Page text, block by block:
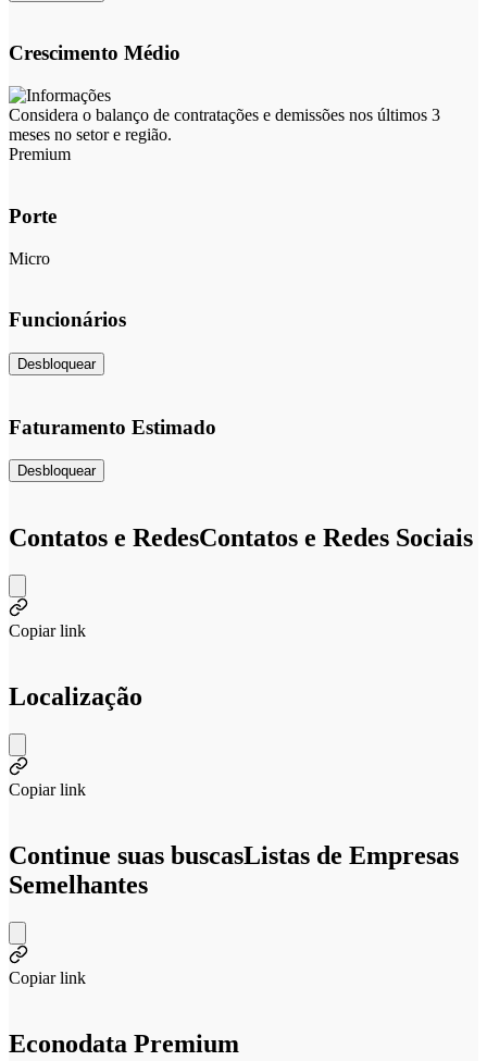
Crescimento Médio
Considera o balanço de contratações e demissões nos últimos 3
meses no setor e região.
Premium
Porte
Micro
Funcionários
Desbloquear
Faturamento Estimado
Desbloquear
Contatos e RedesContatos e Redes Sociais
Copiar link
Localização
Copiar link
Continue suas buscasListas de Empresas
Semelhantes
Copiar link
Econodata Premium